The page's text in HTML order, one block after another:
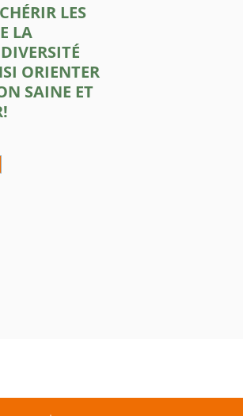
LES
LA
ORIENTER
SAINE ET